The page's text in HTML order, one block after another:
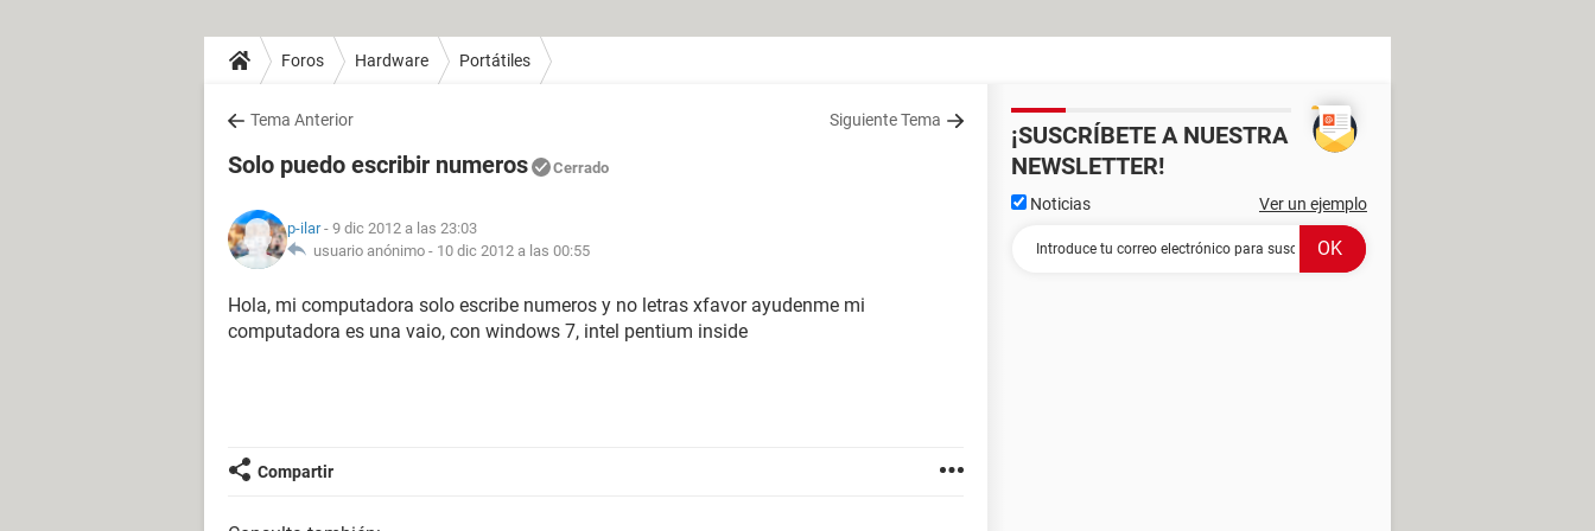
Foros Hardware Portátiles
Tema Anterior Siguiente Tema
Solo puedo escribir numeros Cerrado
p-ilar- 9 dic 2012 a las 23:03
usuario anónimo - 10 dic 2012 a las 00:55
Hola, mi computadora solo escribe numeros y no letras xfavor ayudenme mi
computadora es una vaio, con windows 7, intel pentium inside
Compartir
¡SUSCRÍBETE A NUESTRA
NEWSLETTER!
Noticias Ver un ejemplo